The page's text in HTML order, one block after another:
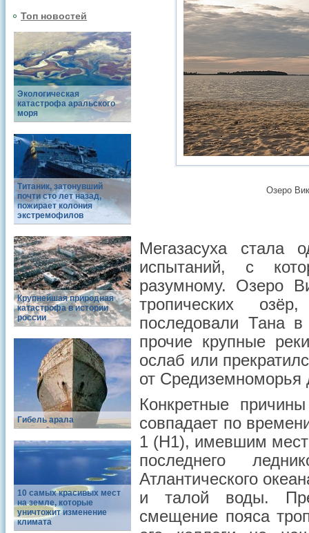
Топ новостей
Экологическая
катастрофа аральского
моря
Титаник, затонувший
почти сто лет назад,
пожирает колония
экстремофилов
Крупнейшая природная
катастрофа в истории
россии
Гибель арала
10 самых красивых мест
на земле, которые
уничтожит изменение
климата
Озеро
Мегазасуха стала
испытаний, с
разумному. Озеро
тропических
последовали Тана
прочие крупные
ослаб или
от Средиземноморья
Конкретные
совпадает по
1 (H1), имевшим
последнего
Атлантического
и талой воды.
смещение пояса